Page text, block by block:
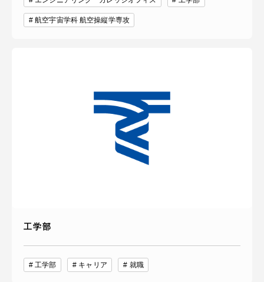
航空宇宙学科 航空操縦学専攻
工学部
工学部 キャリア 就職